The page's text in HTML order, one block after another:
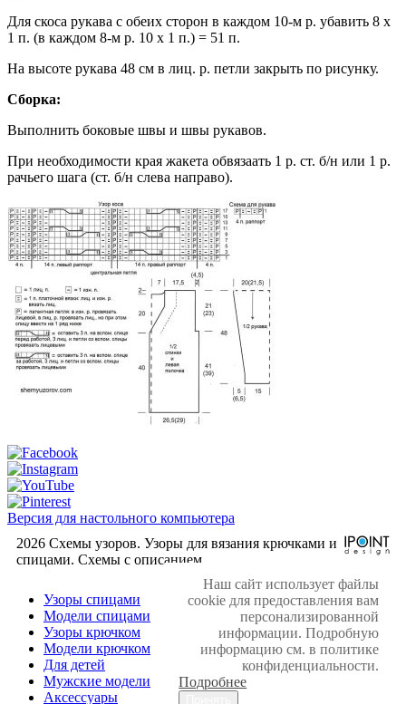
Для скоса рукава с обеих сторон в каждом 10-м р. убавить 8 х
1 п. (в каждом 8-м р. 10 х 1 п.) = 51 п.
На высоте рукава 48 см в лиц. р. петли закрыть по рисунку.
Сборка:
Выполнить боковые швы и швы рукавов.
При необходимости края жакета обвязаать 1 р. ст. б/н или 1 р.
рачьего шага (ст. б/н слева направо).
Версия для настольного компьютера
2026 Схемы узоров. Узоры для вязания крючками и
спицами. Cхемы с описанием.
Узоры спицами
Модели спицами
Узоры крючком
Модели крючком
Для детей
Мужские модели
Аксессуары
Наш сайт использует файлы
cookie для предоставления вам
персонализированной
информации. Подробную
информацию см. в политике
конфиденциальности.
Подробнее